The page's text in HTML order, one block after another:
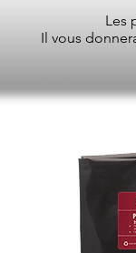
Les
Il vous